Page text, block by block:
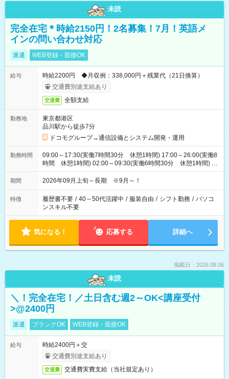
未読
完全在宅＊時給2150円！2名募集！7月！英語メ
インの問い合わせ対応
派遣 WEB登録・面接OK
給与
時給2200円 ◆月収例：338,000円＋残業代（21日換算）
交通費別途支給あり
交通費 全額支給
勤務地
東京都港区
品川駅から徒歩7分
ドコモグループ→通信設備とシステム開発・運用
勤務時間
09:00～17:30(実働7時間30分 休憩1時間) 17:00～26:00(実働8
時間 休憩1時間) 02:00～09:30(実働6時間30分 休憩1時間) ※
日勤は就業時間1/夜勤は就業時間2.3を連続で行って頂きます
期間 2026年09月上旬～長期 ※9月～！
特徴 履歴書不要 / 40～50代活躍中 / 服装自由 / シフト勤務 / パソコ
ンスキル不要
気になる！ 応募する 詳細へ
掲載日：2026.08.06
未読
＼！完全在宅！／土日含む週2～OK<講座受付
>@2400円
派遣 ブランクOK WEB登録・面接OK
給与
時給2400円＋交
交通費別途支給あり
交通費 交通費実費支給（当社規定あり）